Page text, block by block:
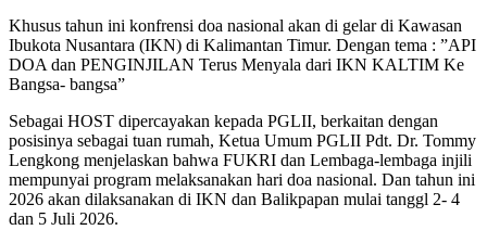
Khusus tahun ini konfrensi doa nasional akan di gelar di Kawasan
Ibukota Nusantara (IKN) di Kalimantan Timur. Dengan tema : ”API
DOA dan PENGINJILAN Terus Menyala dari IKN KALTIM Ke
Bangsa- bangsa”
Sebagai HOST dipercayakan kepada PGLII, berkaitan dengan
posisinya sebagai tuan rumah, Ketua Umum PGLII Pdt. Dr. Tommy
Lengkong menjelaskan bahwa FUKRI dan Lembaga-lembaga injili
mempunyai program melaksanakan hari doa nasional. Dan tahun ini
2026 akan dilaksanakan di IKN dan Balikpapan mulai tanggl 2- 4
dan 5 Juli 2026.